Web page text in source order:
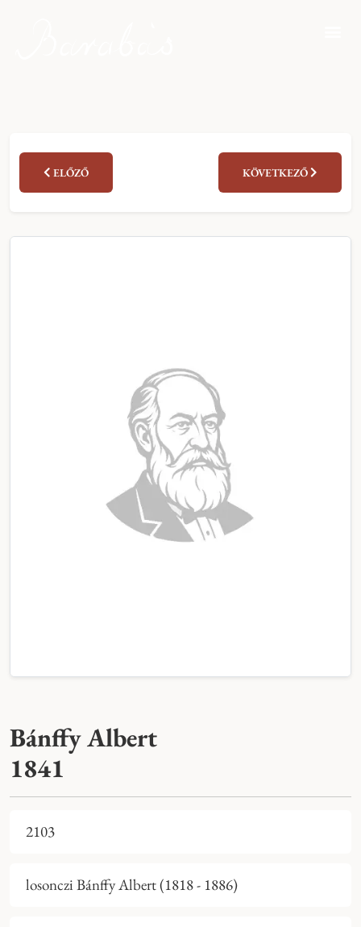
ELŐZŐ KÖVETKEZŐ
Bánffy Albert
1841
2103
losonczi Bánffy Albert (1818 - 1886)